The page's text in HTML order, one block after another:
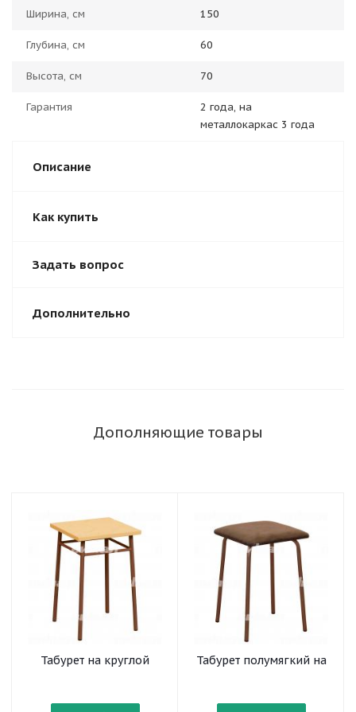
Ширина, см 150
Глубина, см 60
Высота, см 70
Гарантия
2 года, на
металлокаркас 3 года
Описание
Как купить
Задать вопрос
Дополнительно
Дополняющие товары
Табурет на круглой
Табурет полумягкий на